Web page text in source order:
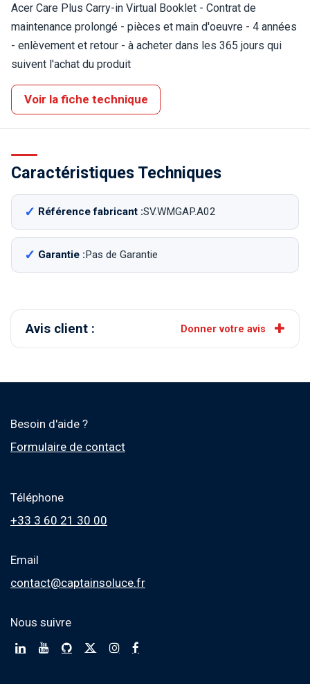
Acer Care Plus Carry-in Virtual Booklet - Contrat de
maintenance prolongé - pièces et main d'oeuvre - 4 années
- enlèvement et retour - à acheter dans les 365 jours qui
suivent l'achat du produit
Voir la fiche technique
Caractéristiques Techniques
Référence fabricant :SV.WMGAP.A02
Garantie :Pas de Garantie
Avis client : Donner votre avis
Besoin d'aide ?
Formulaire de contact
Téléphone
+33 3 60 21 30 00
Email
contact@captainsoluce.fr
Nous suivre